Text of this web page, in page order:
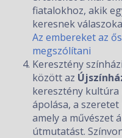
fiatalokhoz, akik
keresnek
Az embereket az
megszólítani
Keresztény
között az
keresztény
ápolása, a
amely a művészet
útmutatást.